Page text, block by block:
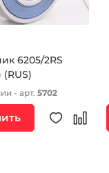
6205/2RS
(RUS)
- арт. 5702